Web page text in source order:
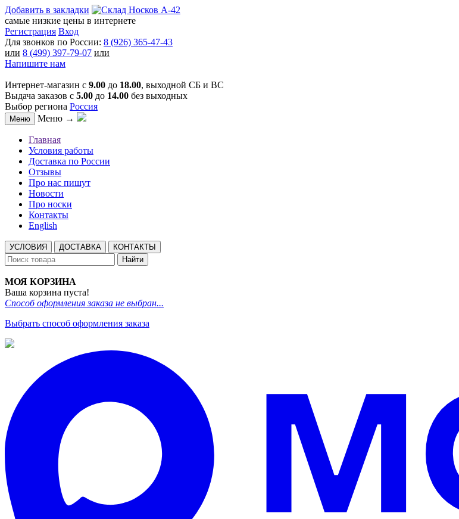
Добавить в закладки
самые низкие цены в интернете
Регистрация Вход
Для звонков по России: 8 (926) 365-47-43
или 8 (499) 397-79-07 или
Напишите нам
Интернет-магазин с 9.00 до 18.00, выходной СБ и ВС
Выдача заказов с 5.00 до 14.00 без выходных
Выбор региона Россия
Меню Меню →
Главная
Условия работы
Доставка по России
Отзывы
Про нас пишут
Новости
Про носки
Контакты
English
УСЛОВИЯ ДОСТАВКА
КОНТАКТЫ
Найти
МОЯ КОРЗИНА
Ваша корзина пуста!
Способ оформления заказа не выбран...
Выбрать способ оформления заказа